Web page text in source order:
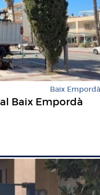
Baix Empordà
Baix Empordà